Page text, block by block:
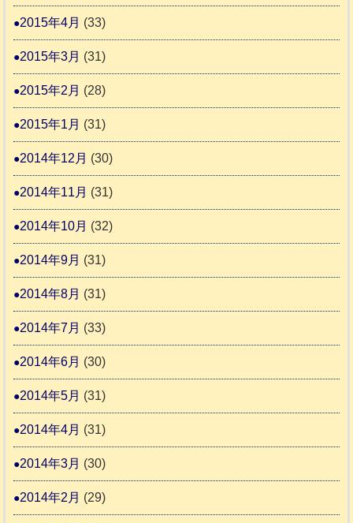
2015年4月 (33)
2015年3月 (31)
2015年2月 (28)
2015年1月 (31)
2014年12月 (30)
2014年11月 (31)
2014年10月 (32)
2014年9月 (31)
2014年8月 (31)
2014年7月 (33)
2014年6月 (30)
2014年5月 (31)
2014年4月 (31)
2014年3月 (30)
2014年2月 (29)